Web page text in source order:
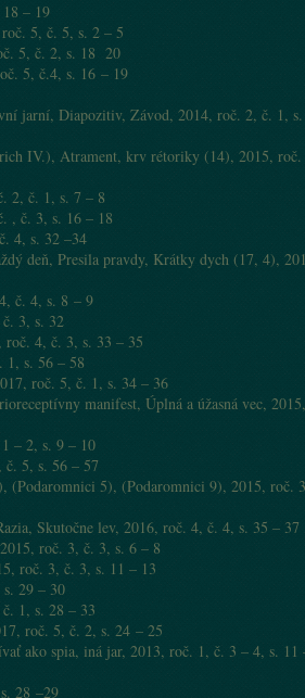
– 19
5, č. 5, s. 2 – 5
5, č. 2, s. 18 20
5, č.4, s. 16 – 19
jarní, Diapozitiv, Závod, 2014, roč. 2, č. 1,
IV.), Atrament, krv rétoriky (14), 2015, roč.
2, č. 1, s. 7 – 8
, č. 3, s. 16 – 18
4, s. 32 –34
deň, Presila pravdy, Krátky dych (17, 4),
č. 4, s. 8 – 9
3, s. 32
4, č. 3, s. 33 – 35
1, s. 56 – 58
roč. 5, č. 1, s. 34 – 36
manifest, Úplná a úžasná vec, 2015,
– 2, s. 9 – 10
č. 5, s. 56 – 57
(Podaromnici 5), (Podaromnici 9), 2015, roč.
Skutočne lev, 2016, roč. 4, č. 4, s. 35 – 37
roč. 3, č. 3, s. 6 – 8
roč. 3, č. 3, s. 11 – 13
29 – 30
1, s. 28 – 33
roč. 5, č. 2, s. 24 – 25
ako spia, iná jar, 2013, roč. 1, č. 3 – 4, s. 11
28 –29